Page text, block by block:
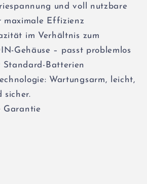
und voll nutzbare
maximale Effizienz
im Verhältnis zum
Gehäuse – passt problemlos
Standard-Batterien
Wartungsarm, leicht,
sicher.
Garantie